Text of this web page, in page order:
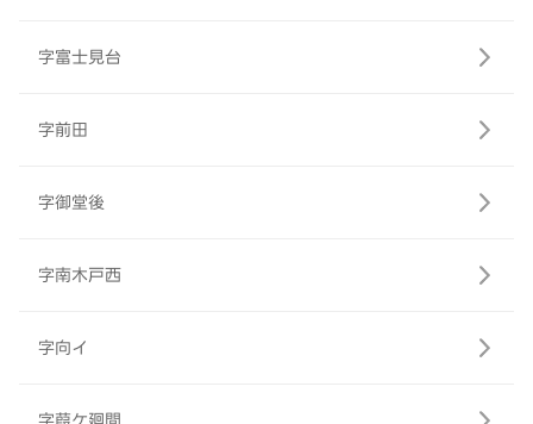
字富士見台
字前田
字御堂後
字南木戸西
字向イ